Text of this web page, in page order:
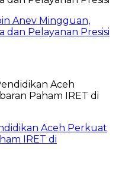
Anev Mingguan,
dan Pelayanan Presisi
Aceh Perkuat
IRET di